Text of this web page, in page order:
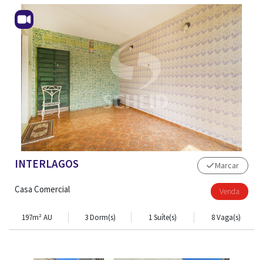
CONTATO
INTERLAGOS
Casa Comercial
Marcar
Venda
197m² AU 3 Dorm(s) 1 Suíte(s) 8 Vaga(s)